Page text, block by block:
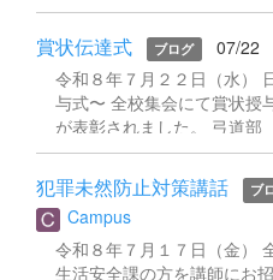
いて複数の注意喚起がありました。 ・不
物を持った不審者の実例を
た。 ・水の事故：水辺のレ
するよう呼びかけました。
避難は絶対にせず、すぐに
ました。 ・熱中症：暑さ指
動を禁止とし、異変を感じ
ました。 ・クマの出没：市
ており、十分な注意を呼びかけました。
を、全員が健康で安全に過
生徒の前に立ち、大会への
した。全校生徒・教職員か
り、出場する生徒たちの表
た。 日頃の成果をぜひ大会
ださい。一商の全員が応援
賞状伝達式 ブログ 07/22
令和８年７月２２日（水）
与式〜 全校集会にて賞状授
が表彰されました。 弓
ープロ部 ／ 商業研究部
でおさめた成果が、全校生
生徒が壇上で賞状を受け取
した。 日々の練習や研究へ
受賞。おめでとうございま
る高みを目指して頑張って
犯罪未然防止対策講話 ブ
Campus
令和８年７月１７日（金）
生活安全課の方を講師にお